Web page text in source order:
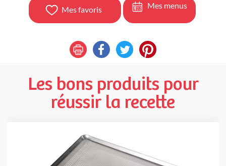
Mes favoris Mes menus
Les bons produits pour
réussir la recette